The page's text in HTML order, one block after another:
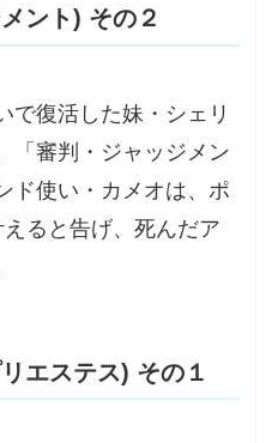
ント) その２
で復活した妹・シェリ
「審判・ジャッジメン
ド使い・カメオは、ポ
ると告げ、死んだア
エステス) その１